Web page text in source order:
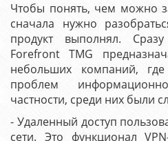
Чтобы понять, чем можно
сначала нужно
продукт выполнял.
Forefront TMG
небольших компаний,
проблем
частности, среди них были
- Удаленный доступ
сети. Это функционал